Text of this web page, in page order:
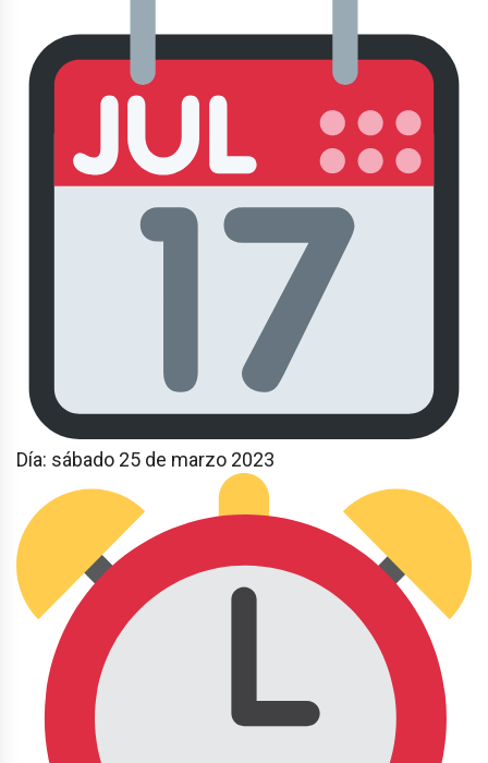
Día: sábado 25 de marzo 2023